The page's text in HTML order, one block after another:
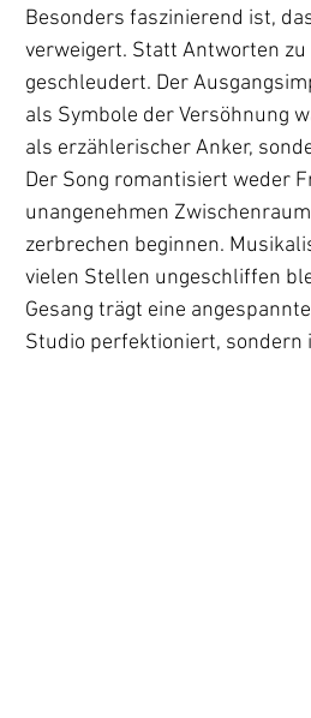
Besonders faszinierend ist,
verweigert. Statt Antworten
geschleudert. Der
als Symbole der Versöhnung
als erzählerischer Anker,
Der Song romantisiert weder
unangenehmen
zerbrechen beginnen.
vielen Stellen ungeschliffen
Gesang trägt eine
Studio perfektioniert, sondern